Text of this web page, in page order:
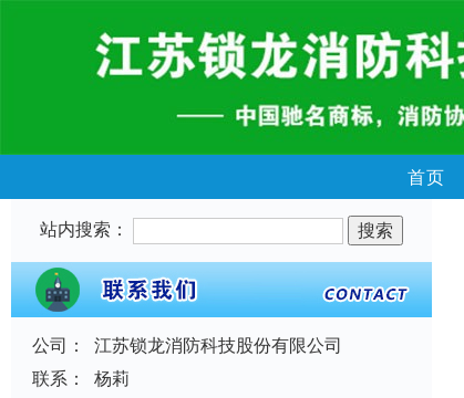
首页
站内搜索：
公司：
江苏锁龙消防科技股份有限公司
联系：
杨莉